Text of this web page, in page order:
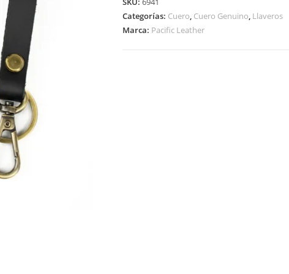
Categorías: Cuero, Cuero Genuino, Llaveros
Marca: Pacific Leather